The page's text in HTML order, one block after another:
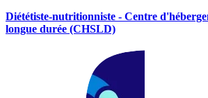
Diététiste-nutritionniste - Centre
longue durée (CHSLD)